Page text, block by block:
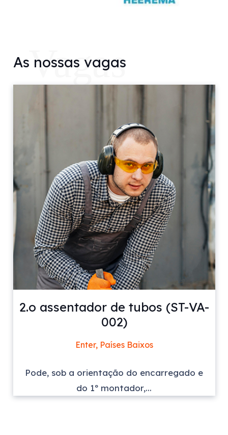
Vagas
As nossas vagas
2.o assentador de tubos (ST-VA-
002)
Enter, Países Baixos
Pode, sob a orientação do encarregado e
do 1º montador,...